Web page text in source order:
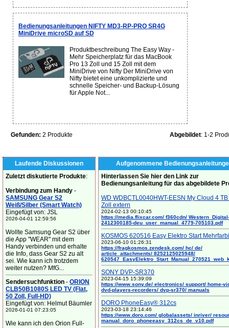
Bedienungsanleitungen NIFTY MD3-RP-PRO SR4G
MiniDrive microSD auf SD
Produktbeschreibung The Easy Way -
Mehr Speicherplatz für das MacBook
Pro 13 Zoll und 15 Zoll mit dem
MiniDrive von Nifty Der MiniDrive von
Nifty bietet eine unkomplizierte und
schnelle Speicher- und Backup-Lösung
für Apple Not...
Gefunden: 2 Produkte Abgebildet: 1-2
Laufende Diskussionen
Zuletzt diskutierte Produkte:
Verbindung zum Handy -
SAMSUNG Gear S2
Weiß/Silber (Smart Watch)
Eingefügt von: JSL
2026-04-01 12:59:56
Wollte Samsung Gear S2 über
die App "WEAR" mit dem
Handy verbinden und erhalte
die Info, dass Gear S2 zu alt
sei. Wie kann ich trotzdem
weiter nutzen? MfG...
Sendersuchfunktion - ORION
CLB50B1080S LED TV (Flat,
50 Zoll, Full-HD)
Eingefügt von: Helmut Bäumler
2026-01-01 07:23:05
Wie kann ich den Orion Full-
Aufgenommene
Hinterlassen Sie hier den Link zur
Bedienungsanleitung für das abgebildete
WD WDBCTL0040HWT-EESN My Cloud 4
Zoll extern
2024-02-13 00:10:45
https://media.flixcar.com/ f360cdn/ Western_Digital-
2412300185-deu_user_manual_4779-705103.pdf
KOSMOS 620516 Easy Elektro Start
2023-06-10 01:26:31
https://fragkosmos.zendesk.com/ hc/ de/
article_attachments/ 8252125025948/
SONY DVP-SR370
2023-04-15 15:39:09
https://www.sony.de/ electronics/ support/ home-
dvd-players-recorders/ dvp-sr370/ manuals
DORO PhoneEasy® 312cs
2023-03-18 23:14:46
https://www.doro.com/ globalassets/ inriver/
manual_doro_phoneeasy_312cs_de_v10.pdf